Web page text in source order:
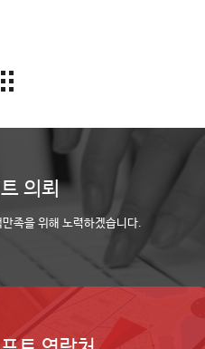
의뢰
족을 위해 노력하겠습니다.